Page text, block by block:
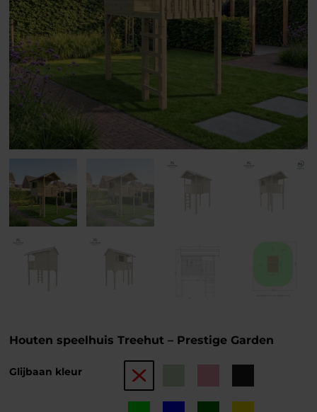
Houten speelhuis Treehut – Prestige Garden
Glijbaan kleur